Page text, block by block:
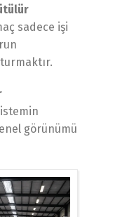
sadece işi
görünümü